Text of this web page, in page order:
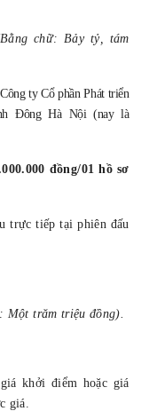
chữ: Bảy tỷ, tám
Công ty Cổ phần Phát triển
Đông Hà Nội (nay là
đồng/01 hồ sơ
trực tiếp tạiphiênđấu
Một trăm triệu đồng).
khởi điểm hoặc giá
giá.